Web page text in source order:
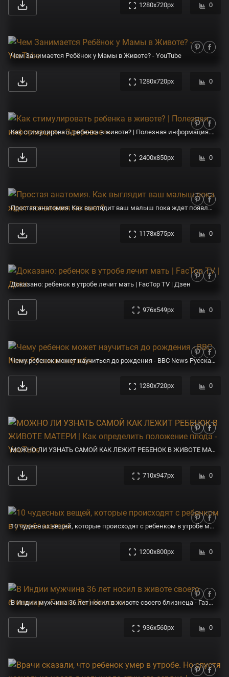
1280x720px 0
Чем Занимается Ребёнок у Мамы в Животе? - YouTube
1280x720px 0
Как стимулировать ребенка в животе? | Полезная информация. «Здоровье+»
2400x850px 0
Простая анатомия. Как выглядит ваш малыш пока ждет появления на свет?
1178x875px 0
Доказано: ребенок в утробе лечит мать | FacTop TV | Дзен
976x549px 0
Чему ребенок может научиться до рождения - BBC News Русская служба
1280x720px 0
МОЖНО ЛИ УЗНАТЬ САМОЙ КАК ЛЕЖИТ РЕБЕНОК В ЖИВОТЕ МАТЕРИ | Как определить положение плода - YouTube
710x947px 0
10 чудесных вещей, которые происходят с ребенком в утробе матери
1200x800px 0
В Индии мужчина 36 лет носил в животе своего близнеца - Газета.Ru | Новости
936x560px 0